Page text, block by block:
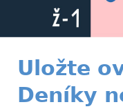
Uložte
Deníky